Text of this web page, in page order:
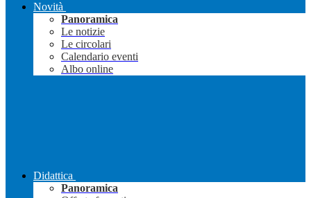
Novità
Panoramica
Le notizie
Le circolari
Calendario eventi
Albo online
Didattica
Panoramica